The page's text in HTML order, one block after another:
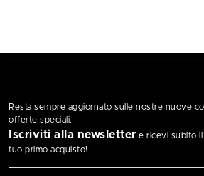
Resta sempre aggiornato sulle nostre nuove
offerte speciali.
Iscriviti alla newsletter e ricevi subito il
tuo primo acquisto!